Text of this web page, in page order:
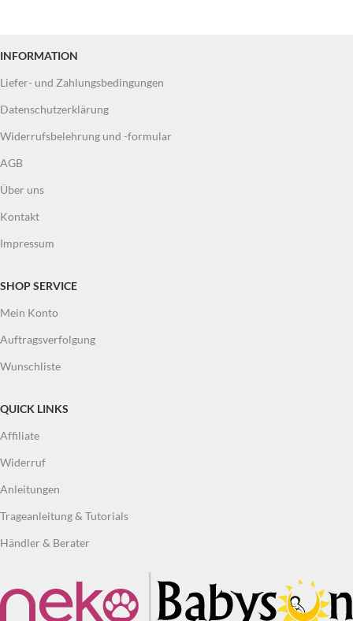
INFORMATION
Liefer- und Zahlungsbedingungen
Datenschutzerklärung
Widerrufsbelehrung und -formular
AGB
Über uns
Kontakt
Impressum
SHOP SERVICE
Mein Konto
Auftragsverfolgung
Wunschliste
QUICK LINKS
Affiliate
Widerruf
Anleitungen
Trageanleitung & Tutorials
Händler & Berater